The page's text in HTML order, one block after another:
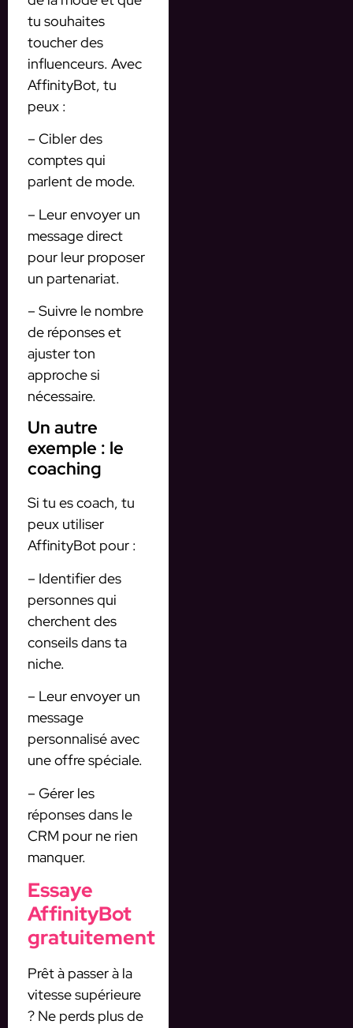
tu souhaites
toucher des
influenceurs. Avec
AffinityBot, tu
peux :
– Cibler des
comptes qui
parlent de mode.
– Leur envoyer un
message direct
pour leur proposer
un partenariat.
– Suivre le nombre
de réponses et
ajuster ton
approche si
nécessaire.
Un autre
exemple : le
coaching
Si tu es coach, tu
peux utiliser
AffinityBot pour :
– Identifier des
personnes qui
cherchent des
conseils dans ta
niche.
– Leur envoyer un
message
personnalisé avec
une offre spéciale.
– Gérer les
réponses dans le
CRM pour ne rien
manquer.
Essaye
AffinityBot
gratuitement
Prêt à passer à la
vitesse supérieure
? Ne perds plus de